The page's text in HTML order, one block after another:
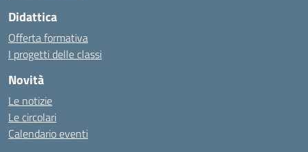
Didattica
Offerta formativa
I progetti delle classi
Novità
Le notizie
Le circolari
Calendario eventi